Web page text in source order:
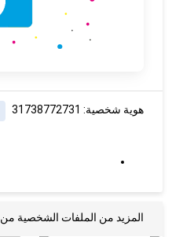
هوية شخصية: 31738772731
المزيد من الملفات الشخصية من